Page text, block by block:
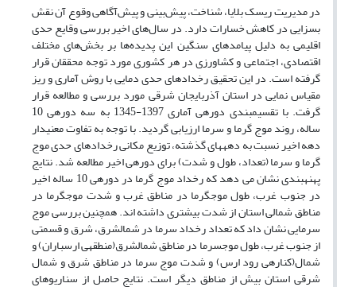
در مدیریت ریسک بلایا، شناخت، پیش‌بینی و پیش­‌آگاهی وقوع آن نقش
بسزایی در کاهش خسارات دارد. در سال‌های اخیر بررسی وقایع حدی
اقلیمی به دلیل پیامدهای سنگین این پدیده‌ها بر بخش‌های مختلف
اقتصادی، اجتماعی و کشاورزی در هر کشوری مورد توجه محققان قرار
گرفته است. در این تحقیق رخدادهای حدی دمایی با روش آماری و ریز
مقیاس نمایی در استان آذربایجان شرقی مورد بررسی و مطالعه قرار
گرفت. با تقسیم­بندی دوره­ی آماری 1397-1345 به سه دوره­ی 10
ساله، روند موج گرما و سرما ارزیابی گردید. با توجه به تفاوت معنی­دار
دهه اخیر نسبت به دهه­های گذشته، توزیع مکانی رخدادهای حدی موج
گرما و سرما (تعداد، طول و شدت) برای دوره­ی اخیر مطالعه شد. نتایج
پهنه­بندی نشان می دهد که رخداد موج گرما در دوره­ی 10 ساله اخیر
در جنوب غرب، طول موج­گرما در مناطق غرب و شدت موج­گرما در
مناطق شمالی استان از شدت بیشتری داشته اند. همچنین بررسی موج
سرمایی نشان داد که تعداد رخداد سرما در شمال­شرق، شرق و قسمتی
از جنوب غرب، طول موج­سرما در مناطق شمال­شرق(منطقه­ی ارسباران) و
شمال(کناره­ی رود ارس) و شدت موج سرما در مناطق شرق و شمال
شرقی استان بیش از مناطق دیگر است. نتایج حاصل از سناریوهای